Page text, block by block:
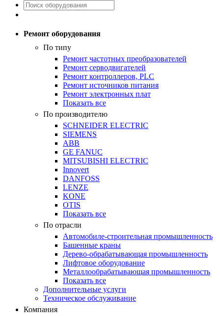
Ремонт оборудования
По типу
Ремонт частотных преобразователей
Ремонт серводвигателей
Ремонт контроллеров, PLC
Ремонт источников питания
Ремонт электронных плат
Показать все
По производителю
SCHNEIDER ELECTRIC
SIEMENS
ABB
GE FANUC
MITSUBISHI ELECTRIC
Innovert
DANFOSS
LENZE
KONE
OTIS
Показать все
По отрасли
Автомобиле-строительная промышленность
Башенные краны
Дерево-обрабатывающая промышленность
Лифтовое оборудование
Металлообрабатывающая промышленность
Показать все
Дополнительные услуги
Техническое обслуживание
Компания